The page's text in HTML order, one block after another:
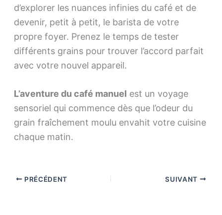
d’explorer les nuances infinies du café et de
devenir, petit à petit, le barista de votre
propre foyer. Prenez le temps de tester
différents grains pour trouver l’accord parfait
avec votre nouvel appareil.
L’aventure du café manuel est un voyage
sensoriel qui commence dès que l’odeur du
grain fraîchement moulu envahit votre cuisine
chaque matin.
PRÉCÉDENT SUIVANT